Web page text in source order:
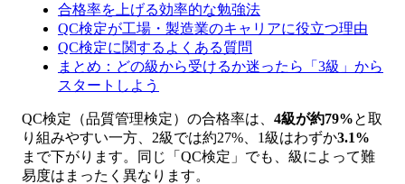
合格率を上げる効率的な勉強法
QC検定が工場・製造業のキャリアに役立つ理由
QC検定に関するよくある質問
まとめ：どの級から受けるか迷ったら「3級」から
スタートしよう
QC検定（品質管理検定）の合格率は、 4級が約79%と取
り組みやすい一方、2級では約27%、1級はわずか3.1%
まで下がります。同じ「QC検定」でも、級によって難
易度はまったく異なります。